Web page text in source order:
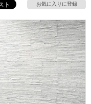
リング・床材
リア・家具
用品
・壁材
ショールーム
マートショールー
ビーみのおHDC
の方へ
合わせ
ム公開
り3年保証
社紹介Coziコンシ
ュ
リノベ会社が みつ
リノベりす
お気に入りに登録